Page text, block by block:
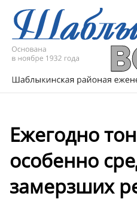
Ежегодно
особенно
замерзших